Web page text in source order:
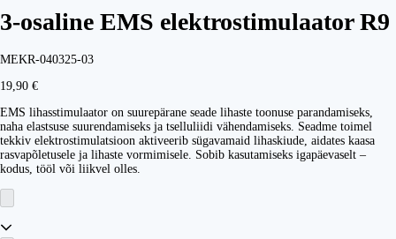
3-osaline EMS elektrostimulaator R9
MEKR-040325-03
19,90 €
EMS lihasstimulaator on suurepärane seade lihaste toonuse parandamiseks,
naha elastsuse suurendamiseks ja tselluliidi vähendamiseks. Seadme toimel
tekkiv elektrostimulatsioon aktiveerib sügavamaid lihaskiude, aidates kaasa
rasvapõletusele ja lihaste vormimisele. Sobib kasutamiseks igapäevaselt –
kodus, tööl või liikvel olles.